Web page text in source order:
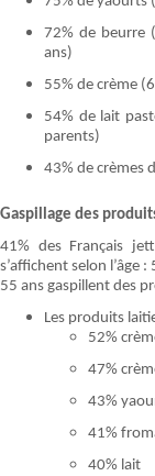
72% de beurre
ans)
55% de crème
54% de lait
parents)
43% de crèmes
Gaspillage des
41% des Français
s’affichent selon l’âge
55 ans gaspillent des
Les produits
52%
47%
43%
41%
40% lait